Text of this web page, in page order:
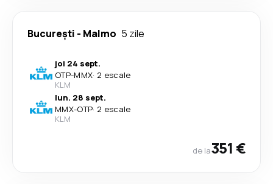
București - Malmo 5 zile
joi 24 sept.
OTP-MMX· 2 escale
KLM
lun. 28 sept.
MMX-OTP· 2 escale
KLM
de la351 €